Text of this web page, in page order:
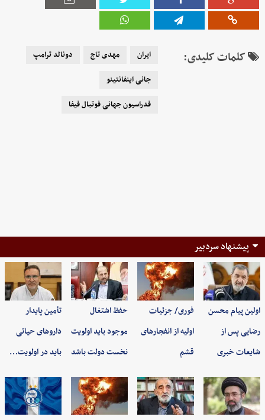
کلمات کلیدی: ایران مهدی تاج
دونالد ترامپ
جانی اینفانتینو
فدراسیون جهانی فوتبال فیفا
پیشنهاد سردبیر
اولین پیام محسن
رضایی پس از
شایعات خبری
فوری/ جزئیات
اولیه از انفجارهای
قشم
حفظ اشتغال
موجود باید اولویت
نخست دولت باشد
تأمین پایدار
داروهای حیاتی
باید در اولویت…